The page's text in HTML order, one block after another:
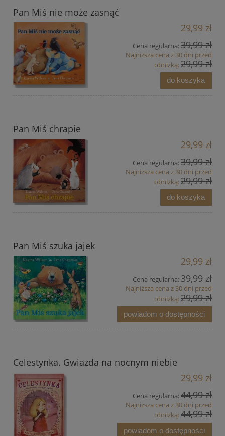
Pan Miś nie może zasnąć
29,99 zł
Cena regularna:39,99 zł
Najniższa cena z 30 dni przed
obniżką:29,99 zł
do koszyka
Pan Miś chrapie
29,99 zł
Cena regularna:39,99 zł
Najniższa cena z 30 dni przed
obniżką:29,99 zł
do koszyka
Pan Miś szuka jajek
29,99 zł
Cena regularna:39,99 zł
Najniższa cena z 30 dni przed
obniżką:29,99 zł
powiadom o dostępności
Celestynka. Gwiazda na nocnym niebie
29,99 zł
Cena regularna:44,99 zł
Najniższa cena z 30 dni przed
obniżką:44,99 zł
powiadom o dostępności